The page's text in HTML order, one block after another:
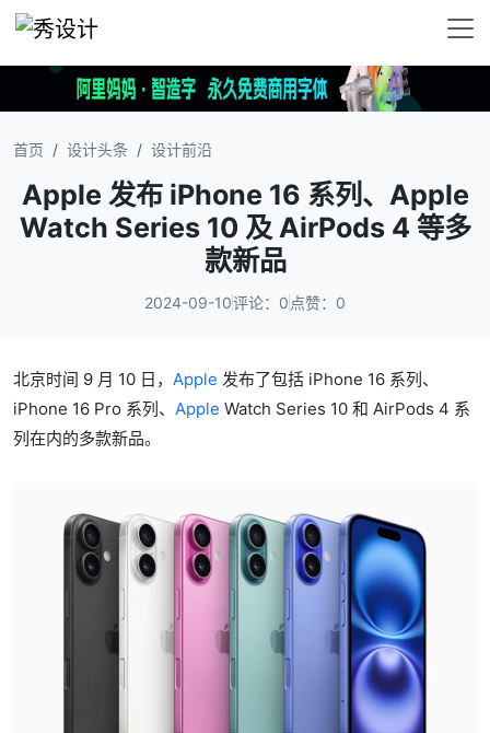
首页 设计头条 设计前沿
Apple 发布 iPhone 16 系列、Apple
Watch Series 10 及 AirPods 4 等多
款新品
2024-09-10评论：0 点赞：0
北京时间 9 月 10 日， Apple 发布了包括 iPhone 16 系列、
iPhone 16 Pro 系列、 Apple Watch Series 10 和 AirPods 4 系
列在内的多款新品。